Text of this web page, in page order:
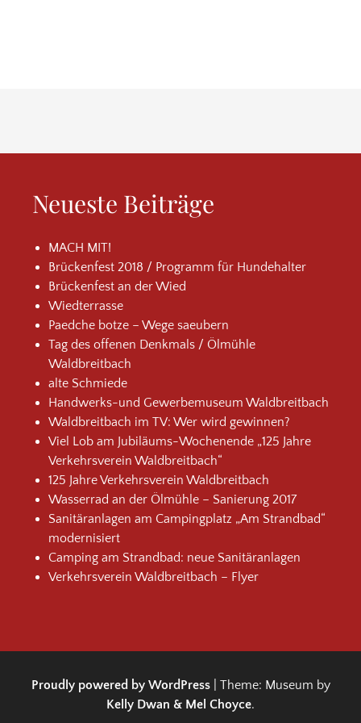
Neueste Beiträge
MACH MIT!
Brückenfest 2018 / Programm für Hundehalter
Brückenfest an der Wied
Wiedterrasse
Paedche botze – Wege saeubern
Tag des offenen Denkmals / Ölmühle
Waldbreitbach
alte Schmiede
Handwerks-und Gewerbemuseum Waldbreitbach
Waldbreitbach im TV: Wer wird gewinnen?
Viel Lob am Jubiläums-Wochenende „125 Jahre
Verkehrsverein Waldbreitbach“
125 Jahre Verkehrsverein Waldbreitbach
Wasserrad an der Ölmühle – Sanierung 2017
Sanitäranlagen am Campingplatz „Am Strandbad“
modernisiert
Camping am Strandbad: neue Sanitäranlagen
Verkehrsverein Waldbreitbach – Flyer
Proudly powered by WordPress
Theme: Museum by
Kelly Dwan & Mel Choyce.